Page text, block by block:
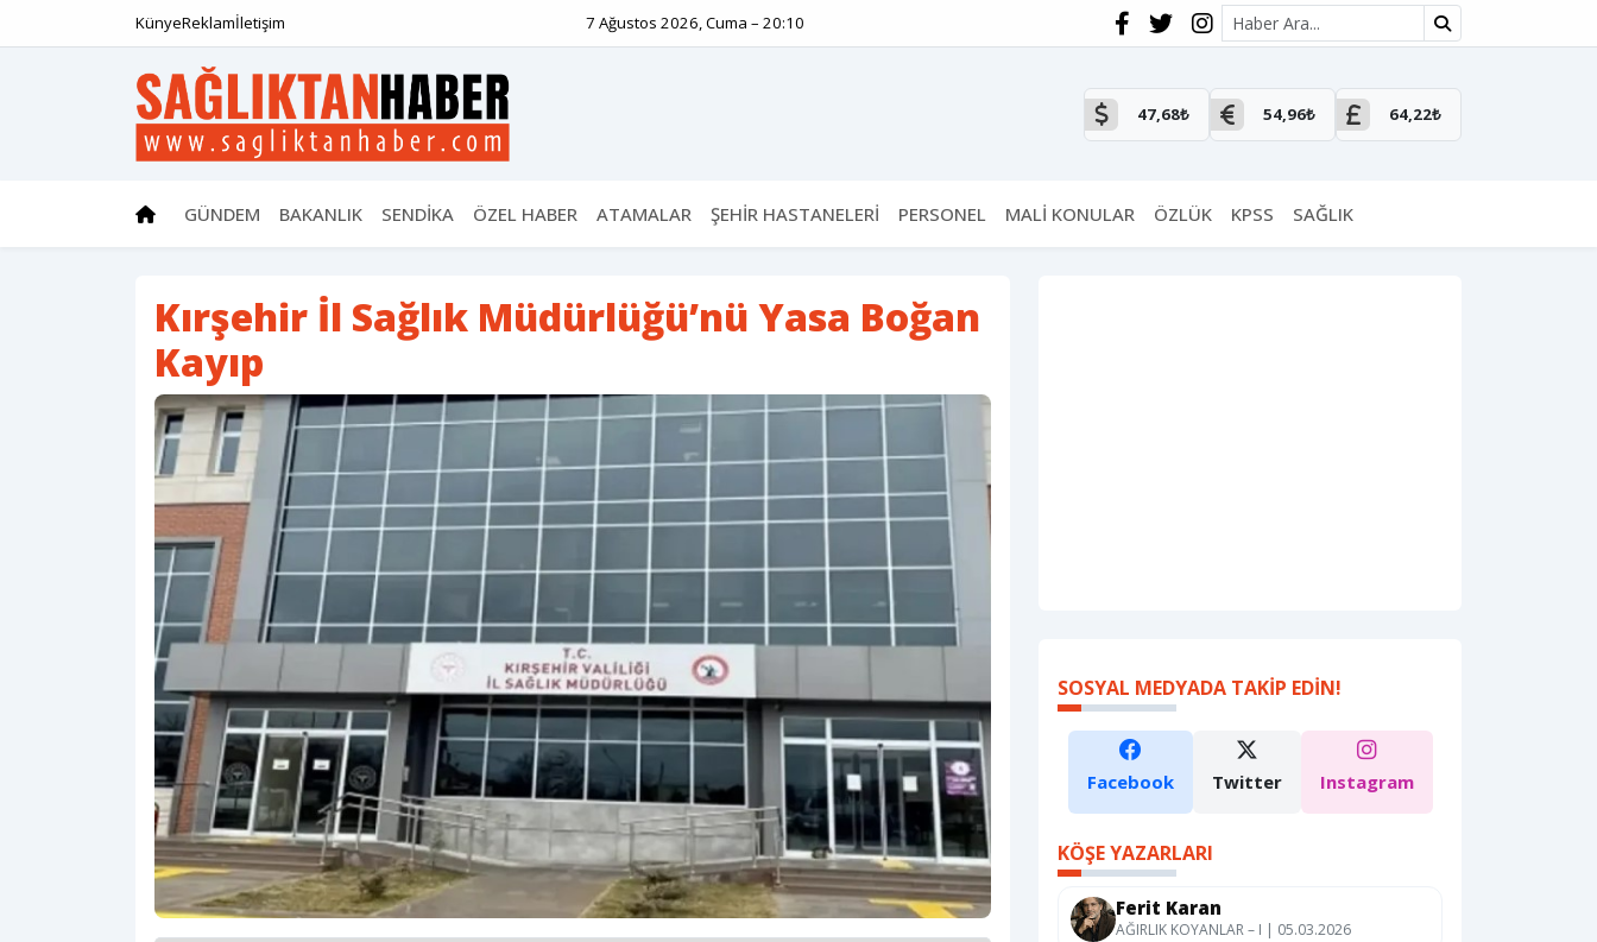
KünyeReklamİletişim 7 Ağustos 2026, Cuma – 20:10 Site içi arama
47,68₺ 54,96₺ 64,22₺
GÜNDEM BAKANLIK SENDİKA ÖZEL HABER ATAMALAR ŞEHİR HASTANELERİ PERSONEL MALİ KONULAR ÖZLÜK KPSS SAĞLIK
Kırşehir İl Sağlık Müdürlüğü’nü Yasa Boğan
Kayıp
SOSYAL MEDYADA TAKIP EDIN!
Facebook Twitter Instagram
KÖŞE YAZARLARI
Ferit Karan
AĞIRLIK KOYANLAR – I | 05.03.2026